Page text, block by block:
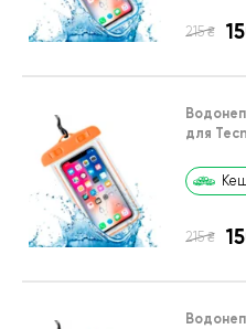
215 ₴
для
215 ₴